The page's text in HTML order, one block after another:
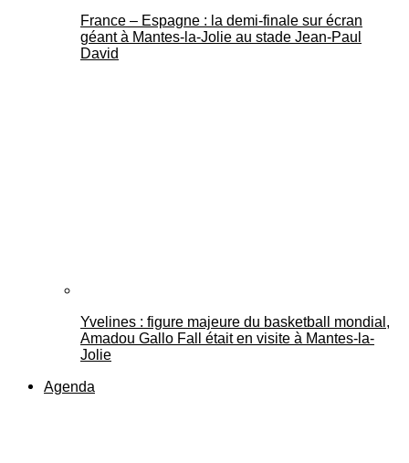
France – Espagne : la demi-finale sur écran
géant à Mantes-la-Jolie au stade Jean-Paul
David
Yvelines : figure majeure du basketball mondial,
Amadou Gallo Fall était en visite à Mantes-la-
Jolie
Agenda